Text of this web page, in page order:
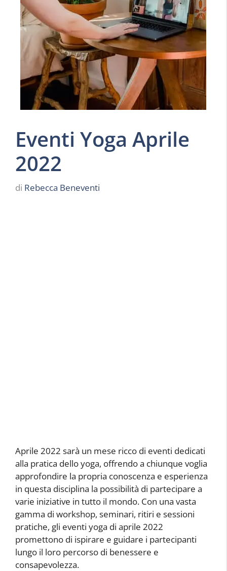
Eventi Yoga Aprile
2022
di Rebecca Beneventi
Aprile 2022 sarà un mese ricco di eventi dedicati
alla pratica dello yoga, offrendo a chiunque voglia
approfondire la propria conoscenza e esperienza
in questa disciplina la possibilità di partecipare a
varie iniziative in tutto il mondo. Con una vasta
gamma di workshop, seminari, ritiri e sessioni
pratiche, gli eventi yoga di aprile 2022
promettono di ispirare e guidare i partecipanti
lungo il loro percorso di benessere e
consapevolezza.